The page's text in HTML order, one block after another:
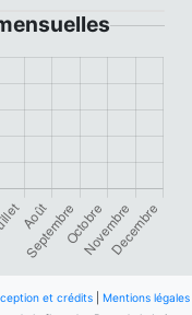
et crédits
Mentions légales